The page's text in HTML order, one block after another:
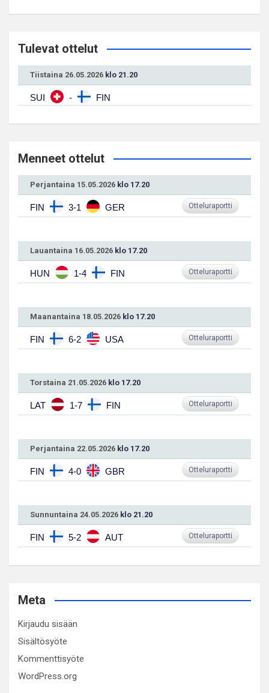
Tulevat ottelut
Tiistaina 26.05.2026 klo 21.20
SUI - FIN
Menneet ottelut
Perjantaina 15.05.2026 klo 17.20
FIN 3-1 GER Otteluraportti
Lauantaina 16.05.2026 klo 17.20
HUN 1-4 FIN Otteluraportti
Maanantaina 18.05.2026 klo 17.20
FIN 6-2 USA Otteluraportti
Torstaina 21.05.2026 klo 17.20
LAT 1-7 FIN Otteluraportti
Perjantaina 22.05.2026 klo 17.20
FIN 4-0 GBR Otteluraportti
Sunnuntaina 24.05.2026 klo 21.20
FIN 5-2 AUT Otteluraportti
Meta
Kirjaudu sisään
Sisältösyöte
Kommenttisyöte
WordPress.org